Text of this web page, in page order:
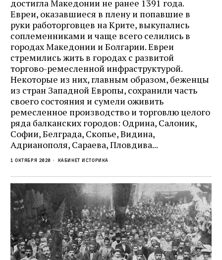
достигла Македонии не ранее 1391 года.
Евреи, оказавшиеся в плену и попавшие в
руки работорговцев на Крите, выкупались
соплеменниками и чаще всего селились в
городах Македонии и Болгарии. Евреи
стремились жить в городах с развитой
торгово-ремесленной инфраструктурой.
Некоторые из них, главным образом, беженцы
из стран Западной Европы, сохранили часть
своего состояния и сумели оживить
ремесленное производство и торговлю целого
ряда балканских городов: Одрина, Салоник,
Софии, Белграда, Скопье, Видина,
Адрианополя, Сараева, Пловдива...
1 октября 2020 кабинет историка